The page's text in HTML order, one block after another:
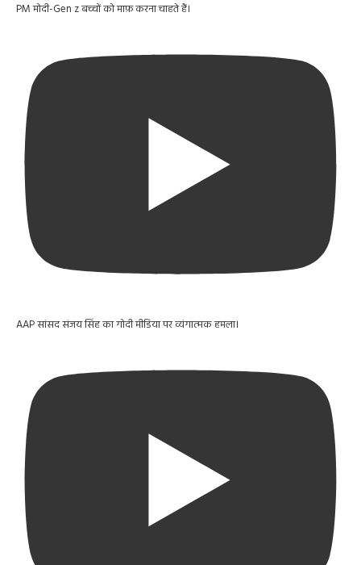
PM मोदी-Gen z बच्चों को माफ़ करना चाहते हैं।
AAP सांसद संजय सिंह का गोदी मीडिया पर व्यंगात्मक हमला।